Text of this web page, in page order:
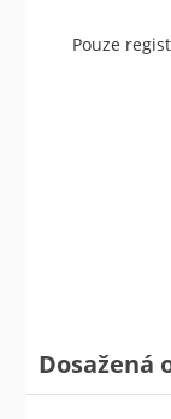
Pouze
Dosažená